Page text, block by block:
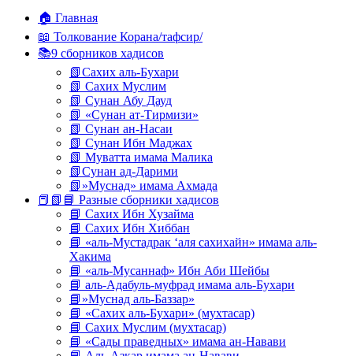
содержимому
🏠 Главная
📖 Толкование Корана/тафсир/
📚9 сборников хадисов
📗Сахих аль-Бухари
📗 Сахих Муслим
📗 Сунан Абу Дауд
📗 «Сунан ат-Тирмизи»
📗 Сунан ан-Насаи
📗 Сунан Ибн Маджах
📗 Муватта имама Малика
📗Сунан ад-Дарими
📗»Муснад» имама Ахмада
📕📗📘 Разные сборники хадисов
📘 Сахих Ибн Хузайма
📘 Сахих Ибн Хиббан
📘 «аль-Мустадрак ‘аля сахихайн» имама аль-
Хакима
📘 «аль-Мусаннаф» Ибн Аби Шейбы
📘 аль-Адабуль-муфрад имама аль-Бухари
📘»Муснад аль-Баззар»
📘 «Сахих аль-Бухари» (мухтасар)
📘 Сахих Муслим (мухтасар)
📘 «Сады праведных» имама ан-Навави